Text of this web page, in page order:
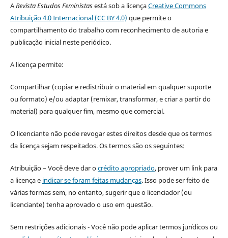
ARevista Estudos Feministasestá sob a licençaCreative Commons
Atribuição 4.0 Internacional (CC BY 4.0) que permite o
compartilhamento do trabalho com reconhecimento de autoria e
publicação inicial neste periódico.
A licença permite:
Compartilhar (copiar e redistribuir o material em qualquer suporte
ou formato) e/ou adaptar (remixar, transformar, e criar a partir do
material) para qualquer fim, mesmo que comercial.
O licenciante não pode revogar estes direitos desde que os termos
da licença sejam respeitados. Os termos são os seguintes:
Atribuição – Você deve dar ocrédito apropriado, prover um link para
a licença e indicar se foram feitas mudanças. Isso pode ser feito de
várias formas sem, no entanto, sugerir que o licenciador (ou
licenciante) tenha aprovado o uso em questão.
Sem restrições adicionais - Você não pode aplicar termos jurídicos ou